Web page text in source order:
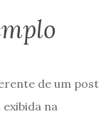
de um post
na